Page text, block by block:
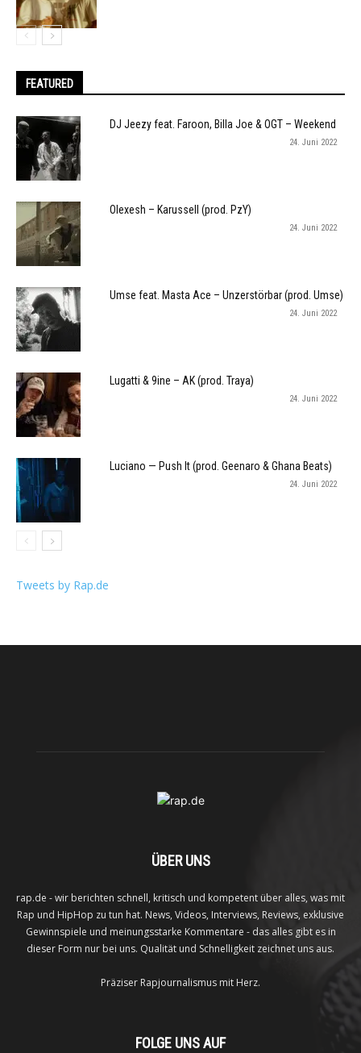
FEATURED
DJ Jeezy feat. Faroon, Billa Joe & OGT – Weekend
24. Juni 2022
Olexesh – Karussell (prod. PzY)
24. Juni 2022
Umse feat. Masta Ace – Unzerstörbar (prod. Umse)
24. Juni 2022
Lugatti & 9ine – AK (prod. Traya)
24. Juni 2022
Luciano — Push It (prod. Geenaro & Ghana Beats)
24. Juni 2022
Tweets by Rap.de
ÜBER UNS
rap.de - wir berichten schnell, kritisch und kompetent über alles, was mit
Rap und HipHop zu tun hat. News, Videos, Interviews, Reviews, exklusive
Gewinnspiele und meinungsstarke Kommentare - das alles gibt es in
dieser Form nur bei uns. Qualität und Schnelligkeit zeichnet uns aus.
Präziser Rapjournalismus mit Herz.
FOLGE UNS AUF